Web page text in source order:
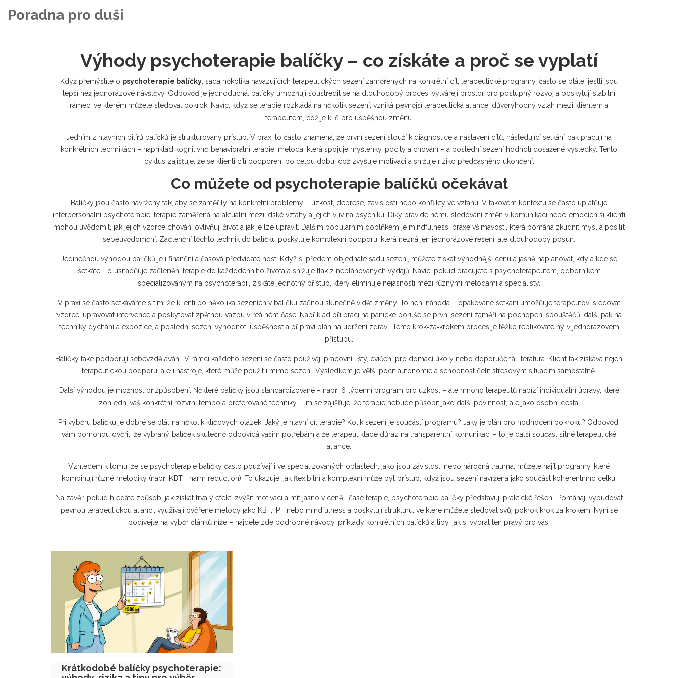
Poradna pro duši
Výhody psychoterapie balíčky – co získáte a proč se vyplatí
Když přemýšlíte o psychoterapie balíčky sada několika navazujících terapeutických sezení zaměřených na konkrétní cíl terapeutické programy, často se ptáte, jestli jsou
lepší než jednorázové návštěvy. Odpověď je jednoduchá: balíčky umožňují soustředit se na dlouhodobý proces, vytvářejí prostor pro postupný rozvoj a poskytují stabilní
rámec, ve kterém můžete sledovat pokrok. Navíc, když se terapie rozkládá na několik sezení, vzniká pevnější terapeutická aliance důvěryhodný vztah mezi klientem a
terapeutem , což je klíč pro úspěšnou změnu.
Jedním z hlavních pilířů balíčků je strukturovaný přístup. V praxi to často znamená, že první sezení slouží k diagnostice a nastavení cílů, následující setkání pak pracují na
konkrétních technikách – například kognitivně‑behaviorální terapie metoda, která spojuje myšlenky, pocity a chování – a poslední sezení hodnotí dosažené výsledky. Tento
cyklus zajišťuje, že se klienti cítí podpořeni po celou dobu, což zvyšuje motivaci a snižuje riziko předčasného ukončení.
Co můžete od psychoterapie balíčků očekávat
Balíčky jsou často navrženy tak, aby se zaměřily na konkrétní problémy – úzkost, deprese, závislosti nebo konflikty ve vztahu. V takovém kontextu se často uplatňuje
interpersonální psychoterapie terapie zaměřená na aktuální mezilidské vztahy a jejich vliv na psychiku . Díky pravidelnému sledování změn v komunikaci nebo emocích si klienti
mohou uvědomit, jak jejich vzorce chování ovlivňují život a jak je lze upravit. Dalším populárním doplňkem je mindfulness praxe všímavosti, která pomáhá zklidnit mysl a posílit
sebeuvědomění . Začlenění těchto technik do balíčku poskytuje komplexní podporu, která nezná jen jednorázové řešení, ale dlouhodobý posun.
Jedinečnou výhodou balíčků je i finanční a časová předvídatelnost. Když si předem objednáte sadu sezení, můžete získat výhodnější cenu a jasně naplánovat, kdy a kde se
setkáte. To usnadňuje začlenění terapie do každodenního života a snižuje tlak z neplánovaných výdajů. Navíc, pokud pracujete s psychoterapeutem odborníkem
specializovaným na psychoterapii , získáte jednotný přístup, který eliminuje nejasnosti mezi různými metodami a specialisty.
V praxi se často setkáváme s tím, že klienti po několika sezeních v balíčku začnou skutečně vidět změny. To není náhoda – opakované setkání umožňuje terapeutovi sledovat
vzorce, upravovat intervence a poskytovat zpětnou vazbu v reálném čase. Například při práci na panické poruše se první sezení zaměří na pochopení spouštěčů, další pak na
techniky dýchání a expozice, a poslední sezení vyhodnotí úspěšnost a připraví plán na udržení zdraví. Tento krok‑za‑krokem proces je těžko replikovatelný v jednorázovém
přístupu.
Balíčky také podporují sebevzdělávání. V rámci každého sezení se často používají pracovní listy, cvičení pro domácí úkoly nebo doporučená literatura. Klient tak získává nejen
terapeutickou podporu, ale i nástroje, které může použít i mimo sezení. Výsledkem je větší pocit autonomie a schopnost čelit stresovým situacím samostatně.
Další výhodou je možnost přizpůsobení. Některé balíčky jsou standardizované – např. 6‑týdenní program pro úzkost – ale mnoho terapeutů nabízí individuální úpravy, které
zohlední váš konkrétní rozvrh, tempo a preferované techniky. Tím se zajišťuje, že terapie nebude působit jako další povinnost, ale jako osobní cesta.
Při výběru balíčku je dobré se ptát na několik klíčových otázek: Jaký je hlavní cíl terapie? Kolik sezení je součástí programu? Jaký je plán pro hodnocení pokroku? Odpovědi
vám pomohou ověřit, že vybraný balíček skutečně odpovídá vašim potřebám a že terapeut klade důraz na transparentní komunikaci – to je další součást silné terapeutické
aliance
Vzhledem k tomu, že se psychoterapie balíčky často používají i ve specializovaných oblastech, jako jsou závislosti nebo náročná trauma, můžete najít programy, které
kombinují různé metodiky (např. KBT + harm reduction). To ukazuje, jak flexibilní a komplexní může být přístup, když jsou sezení navržena jako součást koherentního celku.
Na závěr, pokud hledáte způsob, jak získat trvalý efekt, zvýšit motivaci a mít jasno v ceně i čase terapie, psychoterapie balíčky představují praktické řešení. Pomáhají vybudovat
pevnou terapeutickou alianci, využívají ověřené metody jako KBT, IPT nebo mindfulness a poskytují strukturu, ve které můžete sledovat svůj pokrok krok za krokem. Nyní se
podívejte na výběr článků níže – najdete zde podrobné návody, příklady konkrétních balíčků a tipy, jak si vybrat ten pravý pro vás.
Krátkodobé balíčky psychoterapie: